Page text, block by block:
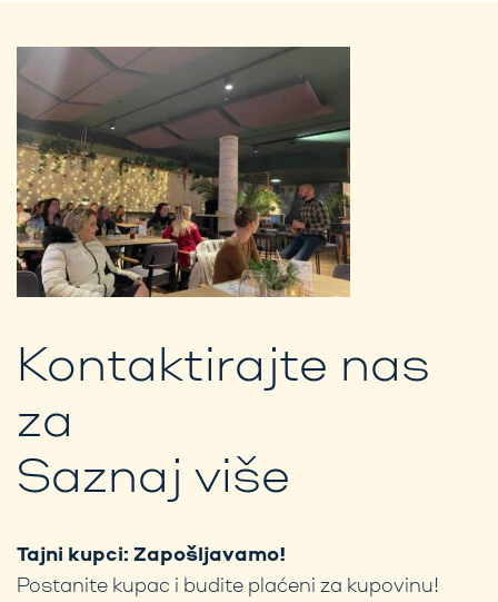
Kontaktirajte nas
za
Saznaj više
Tajni kupci: Zapošljavamo!
Postanite kupac i budite plaćeni za kupovinu!